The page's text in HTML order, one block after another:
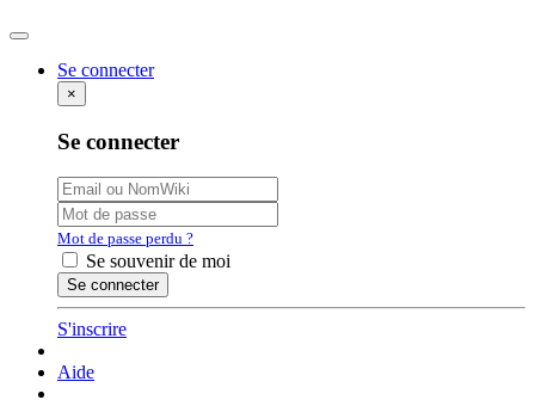
Rechercher
Se connecter
×
Se connecter
Mot de passe perdu ?
Se souvenir de moi
S'inscrire
Aide